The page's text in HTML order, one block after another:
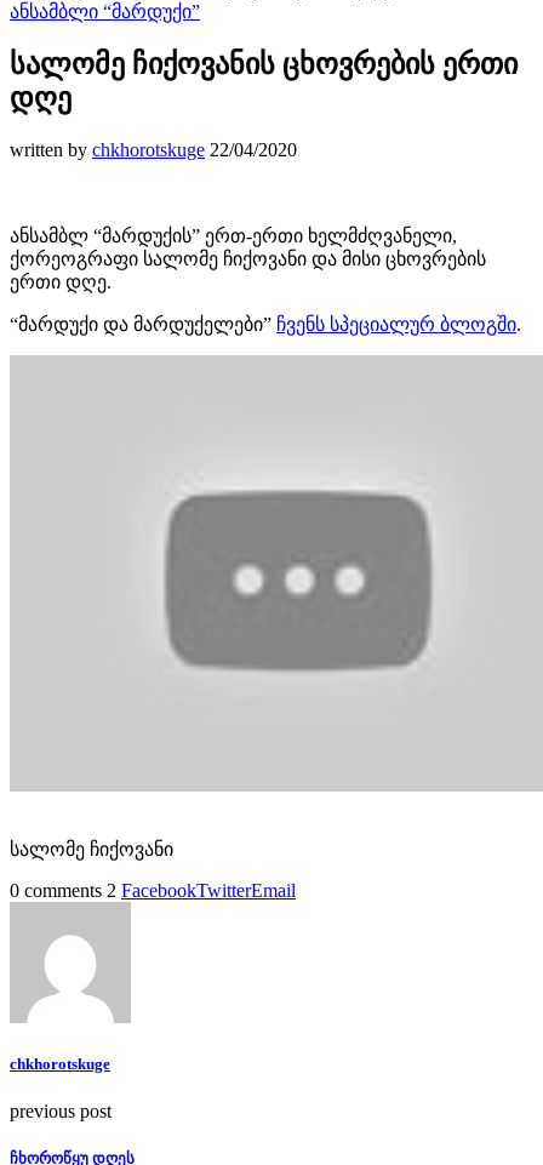
ანსამბლი “მარდუქი”
სალომე ჩიქოვანის ცხოვრების ერთი
დღე
written by chkhorotskuge 22/04/2020
ანსამბლ “მარდუქის” ერთ-ერთი ხელმძღვანელი,
ქორეოგრაფი სალომე ჩიქოვანი და მისი ცხოვრების
ერთი დღე.
“მარდუქი და მარდუქელები” ჩვენს სპეციალურ ბლოგში.
სალომე ჩიქოვანი
0 comments 2 FacebookTwitterEmail
chkhorotskuge
previous post
ჩხოროწყუ დღეს